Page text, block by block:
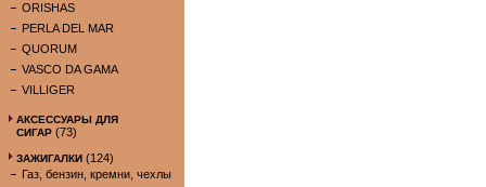
ORISHAS
PERLA DEL MAR
QUORUM
VASCO DA GAMA
VILLIGER
АКСЕССУАРЫ ДЛЯ
СИГАР (73)
ЗАЖИГАЛКИ (124)
Газ, бензин, кремни, чехлы